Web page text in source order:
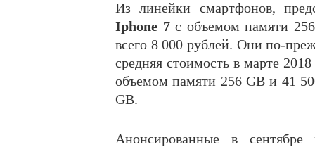
Из линейки смартфонов,
Iphone 7с объемом памяти
всего 8 000 рублей. Они по-
средняя стоимость в марте
объемом памяти 256 GB и 41
GB.
Анонсированные в